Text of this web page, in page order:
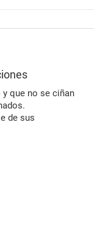
que no se ciñan
de sus